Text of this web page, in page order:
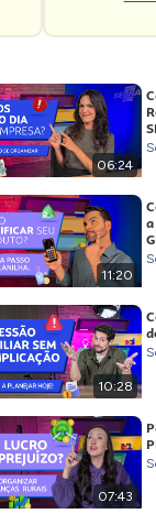
06:24
11:20
10:28
07:43